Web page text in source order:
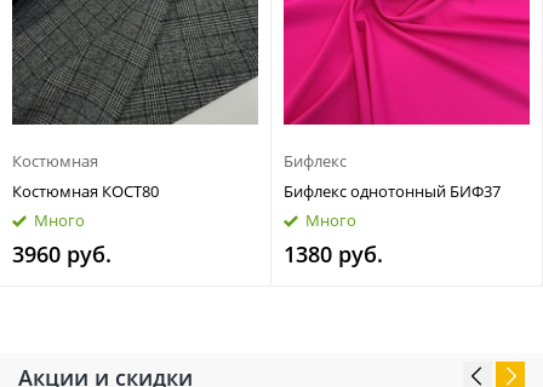
Костюмная
Костюмная КОСТ80
Много
3960 руб.
Бифлекс
Бифлекс однотонный БИФ37
Много
1380 руб.
Акции и скидки